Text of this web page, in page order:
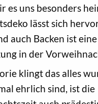
es uns besonders
lässt sich
auch Backen ist
in der
klingt das alles
ehrlich sind, ist die